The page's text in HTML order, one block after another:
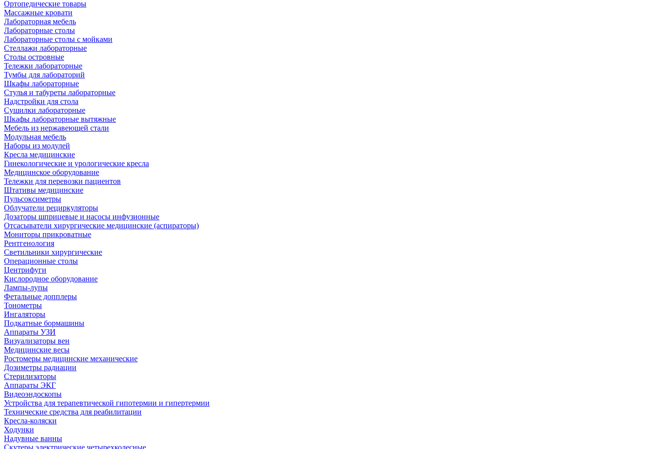
Ортопедические товары
Массажные кровати
Лабораторная мебель
Лабораторные столы
Лабораторные столы с мойками
Стеллажи лабораторные
Столы островные
Тележки лабораторные
Тумбы для лабораторий
Шкафы лабораторные
Стулья и табуреты лабораторные
Надстройки для стола
Сушилки лабораторные
Шкафы лабораторные вытяжные
Мебель из нержавеющей стали
Модульная мебель
Наборы из модулей
Кресла медицинские
Гинекологические и урологические кресла
Медицинское оборудование
Тележки для перевозки пациентов
Штативы медицинские
Пульсоксиметры
Облучатели рециркуляторы
Дозаторы шприцевые и насосы инфузионные
Отсасыватели хирургические медицинские (аспираторы)
Мониторы прикроватные
Рентгенология
Светильники хирургические
Операционные столы
Центрифуги
Кислородное оборудование
Лампы-лупы
Фетальные допплеры
Тонометры
Ингаляторы
Подкатные бормашины
Аппараты УЗИ
Визуализаторы вен
Медицинские весы
Ростомеры медицинские механические
Дозиметры радиации
Стерилизаторы
Аппараты ЭКГ
Видеоэндоскопы
Устройства для терапевтической гипотермии и гипертермии
Технические средства для реабилитации
Кресла-коляски
Ходунки
Надувные ванны
Скутеры электрические четырехколесные